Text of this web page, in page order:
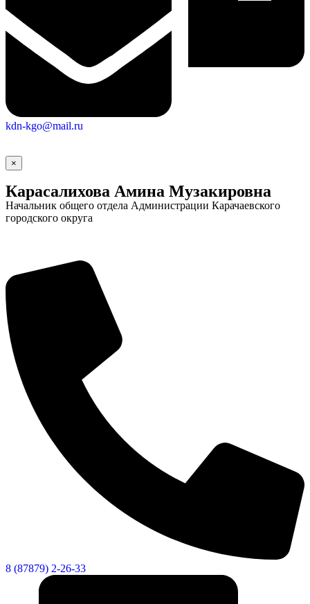
kdn-kgo@mail.ru
×
Карасалихова Амина Музакировна
Начальник общего отдела Администрации Карачаевского
городского округа
8 (87879) 2-26-33